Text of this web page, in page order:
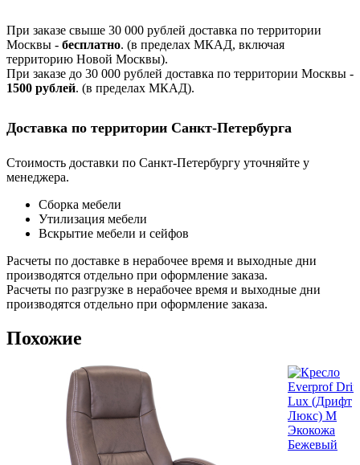
При заказе свыше 30 000 рублей доставка по территории
Москвы - бесплатно. (в пределах МКАД, включая
территорию Новой Москвы).
При заказе до 30 000 рублей доставка по территории Москвы -
1500 рублей. (в пределах МКАД).
Доставка по территории Санкт-Петербурга
Стоимость доставки по Санкт-Петербургу уточняйте у
менеджера.
Сборка мебели
Утилизация мебели
Вскрытие мебели и сейфов
Расчеты по доставке в нерабочее время и выходные дни
производятся отдельно при оформление заказа.
Расчеты по разгрузке в нерабочее время и выходные дни
производятся отдельно при оформление заказа.
Похожие